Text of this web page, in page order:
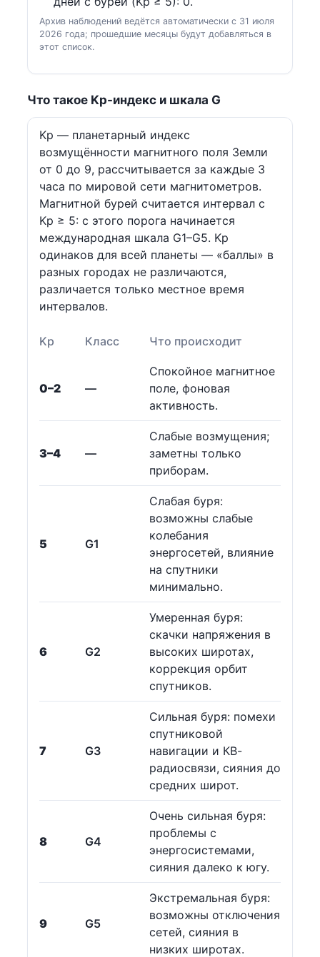
Архив наблюдений ведётся автоматически с 31 июля
2026 года; прошедшие месяцы будут добавляться в
этот список.
Что такое Kp-индекс и шкала G
Kp — планетарный индекс
возмущённости магнитного поля Земли
от 0 до 9, рассчитывается за каждые 3
часа по мировой сети магнитометров.
Магнитной бурей считается интервал с
Kp ≥ 5: с этого порога начинается
международная шкала G1–G5. Kp
одинаков для всей планеты — «баллы» в
разных городах не различаются,
различается только местное время
интервалов.
Kp Класс Что происходит
0–2 —
Спокойное магнитное
поле, фоновая
активность.
3–4 —
Слабые возмущения;
заметны только
приборам.
5 G1
Слабая буря:
возможны слабые
колебания
энергосетей, влияние
на спутники
минимально.
6 G2
Умеренная буря:
скачки напряжения в
высоких широтах,
коррекция орбит
спутников.
7 G3
Сильная буря: помехи
спутниковой
навигации и КВ-
радиосвязи, сияния до
средних широт.
8 G4
Очень сильная буря:
проблемы с
энергосистемами,
сияния далеко к югу.
9 G5
Экстремальная буря:
возможны отключения
сетей, сияния в
низких широтах.